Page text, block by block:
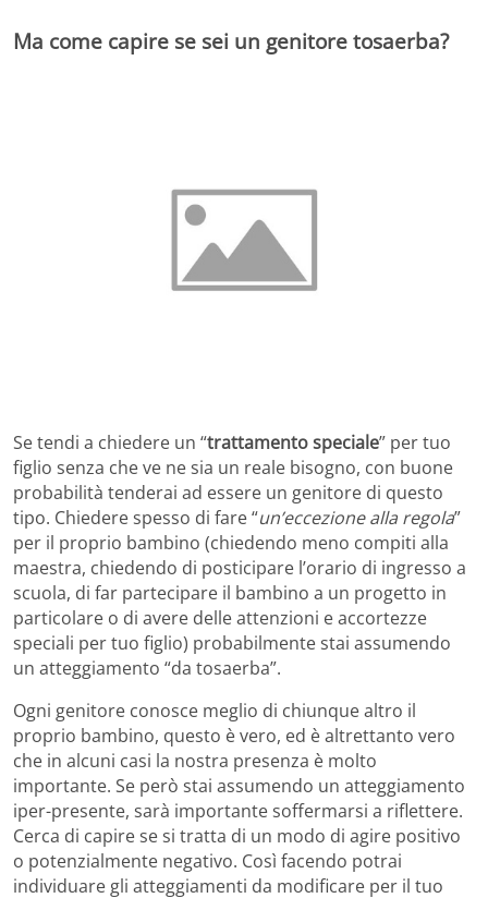
Ma come capire se sei un genitore tosaerba?
Se tendi a chiedere un “trattamento speciale” per tuo
figlio senza che ve ne sia un reale bisogno, con buone
probabilità tenderai ad essere un genitore di questo
tipo. Chiedere spesso di fare “un’eccezione alla regola”
per il proprio bambino (chiedendo meno compiti alla
maestra, chiedendo di posticipare l’orario di ingresso a
scuola, di far partecipare il bambino a un progetto in
particolare o di avere delle attenzioni e accortezze
speciali per tuo figlio) probabilmente stai assumendo
un atteggiamento “da tosaerba”.
Ogni genitore conosce meglio di chiunque altro il
proprio bambino, questo è vero, ed è altrettanto vero
che in alcuni casi la nostra presenza è molto
importante. Se però stai assumendo un atteggiamento
iper-presente, sarà importante soffermarsi a riflettere.
Cerca di capire se si tratta di un modo di agire positivo
o potenzialmente negativo. Così facendo potrai
individuare gli atteggiamenti da modificare per il tuo